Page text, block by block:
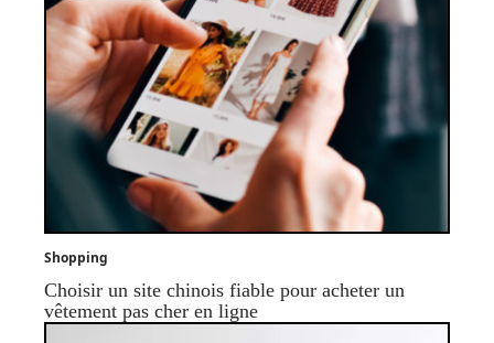
Shopping
Choisir un site chinois fiable pour acheter un
vêtement pas cher en ligne